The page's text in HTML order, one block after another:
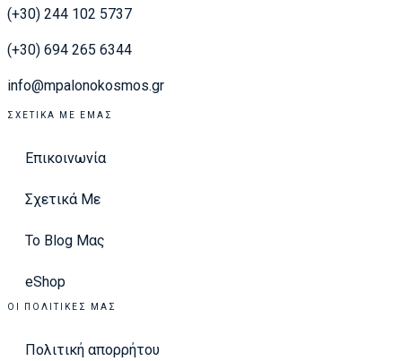
(+30) 244 102 5737
(+30) 694 265 6344
info@mpalonokosmos.gr
ΣΧΕΤΙΚΆ ΜΕ ΕΜΆΣ
Επικοινωνία
Σχετικά Με
Το Blog Μας
eShop
ΟΙ ΠΟΛΙΤΙΚΈΣ ΜΑΣ
Πολιτική απορρήτου